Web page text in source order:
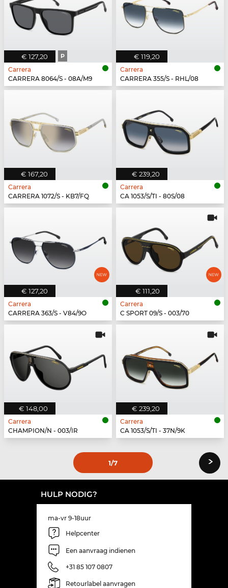
€ 127,20 P
Carrera
CARRERA 8064/S - 08A/M9
€ 119,20
Carrera
CARRERA 355/S - RHL/08
€ 167,20
Carrera
CARRERA 1072/S - KB7/FQ
€ 239,20
Carrera
CA 1053/S/TI - 80S/08
€ 127,20
Carrera
CARRERA 363/S - V84/9O
€ 111,20
Carrera
C SPORT 09/S - 003/70
€ 148,00
Carrera
CHAMPION/N - 003/IR
€ 239,20
Carrera
CA 1053/S/TI - 37N/9K
1/7 ›
HULP NODIG?
ma-vr 9-18uur
Helpcenter
Een aanvraag indienen
+31 85 107 0807
Retourlabel aanvragen